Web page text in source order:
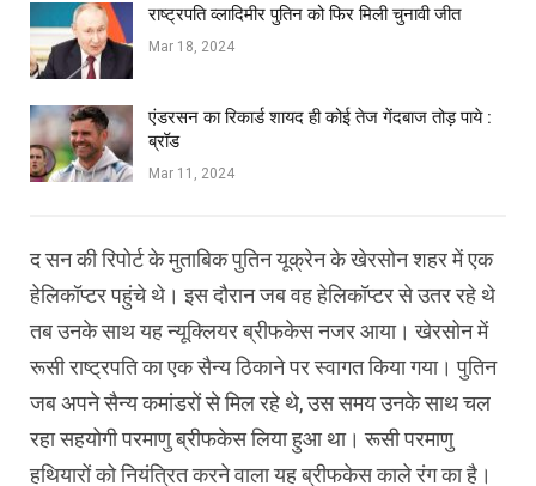
राष्ट्रपति व्लादिमीर पुतिन को फिर मिली चुनावी जीत
Mar 18, 2024
एंडरसन का रिकार्ड शायद ही कोई तेज गेंदबाज तोड़ पाये :
ब्रॉड
Mar 11, 2024
द सन की रिपोर्ट के मुताबिक पुतिन यूक्रेन के खेरसोन शहर में एक
हेलिकॉप्‍टर पहुंचे थे। इस दौरान जब वह हेलिकॉप्‍टर से उतर रहे थे
तब उनके साथ यह न्‍यूक्लियर ब्रीफकेस नजर आया। खेरसोन में
रूसी राष्‍ट्रपति का एक सैन्‍य ठिकाने पर स्‍वागत किया गया। पुतिन
जब अपने सैन्‍य कमांडरों से मिल रहे थे, उस समय उनके साथ चल
रहा सहयोगी परमाणु ब्रीफकेस लिया हुआ था। रूसी परमाणु
हथियारों को नियंत्रित करने वाला यह ब्रीफकेस काले रंग का है।